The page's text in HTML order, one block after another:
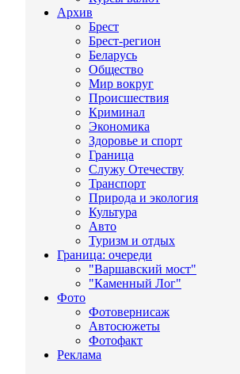
Архив
Брест
Брест-регион
Беларусь
Общество
Мир вокруг
Происшествия
Криминал
Экономика
Здоровье и спорт
Граница
Служу Отечеству
Транспорт
Природа и экология
Культура
Авто
Туризм и отдых
Граница: очереди
"Варшавский мост"
"Каменный Лог"
Фото
Фотовернисаж
Автосюжеты
Фотофакт
Реклама